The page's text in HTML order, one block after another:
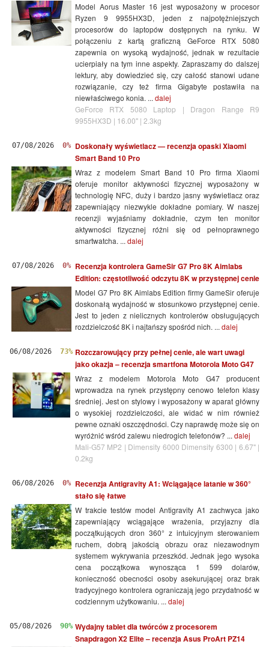
Model Aorus Master 16 jest wyposażony w procesor
Ryzen 9 9955HX3D, jeden z najpotężniejszych
procesorów do laptopów dostępnych na rynku. W
połączeniu z kartą graficzną GeForce RTX 5080
zapewnia on wysoką wydajność, jednak w rezultacie
ucierpiały na tym inne aspekty. Zapraszamy do dalszej
lektury, aby dowiedzieć się, czy całość stanowi udane
rozwiązanie, czy też firma Gigabyte postawiła na
niewłaściwego konia. ... dalej
GeForce RTX 5080 Laptop | Dragon Range R9
9955HX3D | 16.00" | 2.3kg
07/08/2026 0%
Doskonały wyświetlacz — recenzja opaski Xiaomi
Smart Band 10 Pro
Wraz z modelem Smart Band 10 Pro firma Xiaomi
oferuje monitor aktywności fizycznej wyposażony w
technologię NFC, duży i bardzo jasny wyświetlacz oraz
zapewniający niezwykle dokładne pomiary. W naszej
recenzji wyjaśniamy dokładnie, czym ten monitor
aktywności fizycznej różni się od pełnoprawnego
smartwatcha. ... dalej
07/08/2026 0%
Recenzja kontrolera GameSir G7 Pro 8K Aimlabs
Edition: częstotliwość odczytu 8K w przystępnej cenie
Model G7 Pro 8K Aimlabs Edition firmy GameSir oferuje
doskonałą wydajność w stosunkowo przystępnej cenie.
Jest to jeden z nielicznych kontrolerów obsługujących
rozdzielczość 8K i najtańszy spośród nich. ... dalej
06/08/2026 73% Rozczarowujący przy pełnej cenie, ale wart uwagi
jako okazja – recenzja smartfona Motorola Moto G47
Wraz z modelem Motorola Moto G47 producent
wprowadza na rynek przystępny cenowo telefon klasy
średniej. Jest on stylowy i wyposażony w aparat główny
o wysokiej rozdzielczości, ale widać w nim również
pewne oznaki oszczędności. Czy naprawdę może się on
wyróżnić wśród zalewu niedrogich telefonów? ... dalej
Mali-G57 MP2 | Dimensity 6000 Dimensity 6300 | 6.67" |
0.2kg
06/08/2026 0%
Recenzja Antigravity A1: Wciągające latanie w 360°
stało się łatwe
W trakcie testów model Antigravity A1 zachwyca jako
zapewniający wciągające wrażenia, przyjazny dla
początkujących dron 360° z intuicyjnym sterowaniem
ruchem, dobrą jakością obrazu oraz niezawodnym
systemem wykrywania przeszkód. Jednak jego wysoka
cena początkowa wynosząca 1 599 dolarów,
konieczność obecności osoby asekurującej oraz brak
tradycyjnego kontrolera ograniczają jego przydatność w
codziennym użytkowaniu. ... dalej
05/08/2026 90% Wydajny tablet dla twórców z procesorem
Snapdragon X2 Elite – recenzja Asus ProArt PZ14